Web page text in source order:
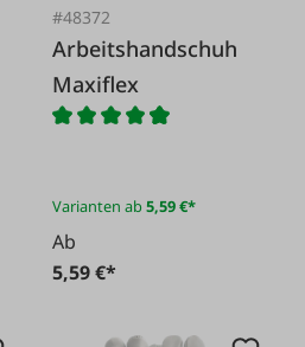
#48372
Arbeitshandschuh
Maxiflex
Varianten ab5,59 €*
Ab
5,59 €*